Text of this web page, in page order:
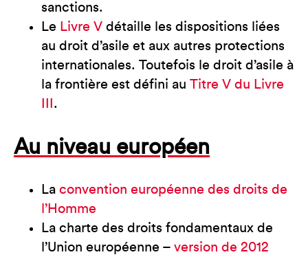
sanctions.
Le Livre V détaille les dispositions liées
au droit d’asile et aux autres protections
internationales. Toutefois le droit d’asile à
la frontière est défini au Titre V du Livre
.
Au niveau européen
La convention européenne des droits de
l’Homme
La charte des droits fondamentaux de
l’Union européenne – version de 2012